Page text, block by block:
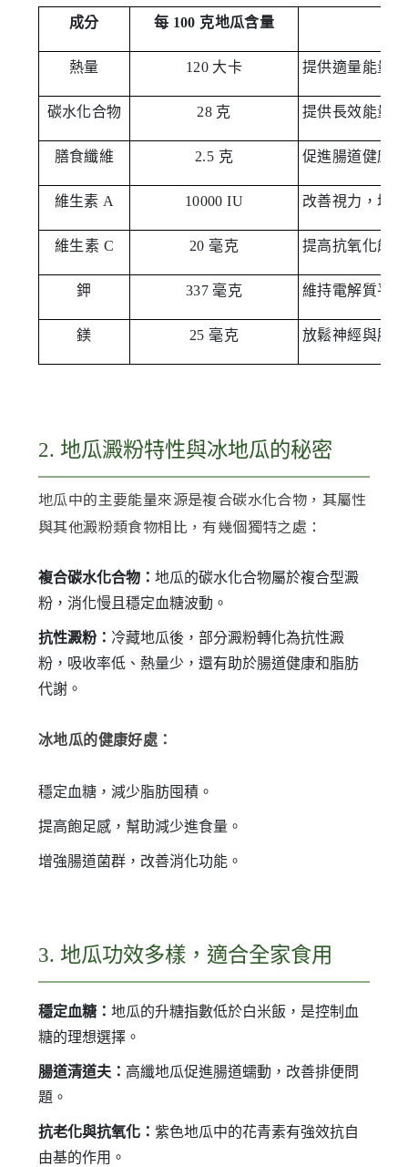
成分 每 100 克地瓜含量
熱量 120 大卡 提供適量能量
碳水化合物 28 克 提供長效能量
膳食纖維 2.5 克 促進腸道健康
維生素 A 10000 IU 改善視力，增
維生素 C 20 毫克 提高抗氧化能
鉀 337 毫克 維持電解質平
鎂 25 毫克 放鬆神經與肌
2. 地瓜澱粉特性與冰地瓜的秘密
地瓜中的主要能量來源是複合碳水化合物，其屬性
與其他澱粉類食物相比，有幾個獨特之處：
複合碳水化合物： 地瓜的碳水化合物屬於複合型澱
粉，消化慢且穩定血糖波動。
抗性澱粉： 冷藏地瓜後，部分澱粉轉化為抗性澱
粉，吸收率低、熱量少，還有助於腸道健康和脂肪
代謝。
冰地瓜的健康好處：
穩定血糖，減少脂肪囤積。
提高飽足感，幫助減少進食量。
增強腸道菌群，改善消化功能。
3. 地瓜功效多樣，適合全家食用
穩定血糖： 地瓜的升糖指數低於白米飯，是控制血
糖的理想選擇。
腸道清道夫： 高纖地瓜促進腸道蠕動，改善排便問
題。
抗老化與抗氧化： 紫色地瓜中的花青素有強效抗自
由基的作用。